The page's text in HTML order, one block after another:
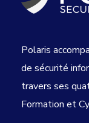
Polaris
de sécurité
travers ses
Formation et